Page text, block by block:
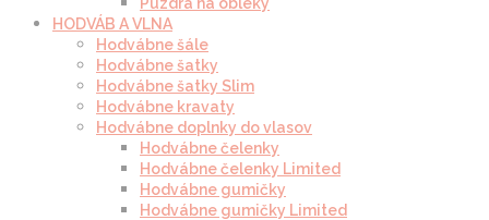
HODVÁB A VLNA
Hodvábne šále
Hodvábne šatky
Hodvábne šatky Slim
Hodvábne kravaty
Hodvábne doplnky do vlasov
Hodvábne čelenky
Hodvábne čelenky Limited
Hodvábne gumičky
Hodvábne gumičky Limited